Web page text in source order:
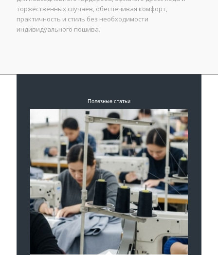
торжественных случаев, обеспечивая комфорт,
практичность и стиль без необходимости
индивидуального пошива.
Полезные статьи